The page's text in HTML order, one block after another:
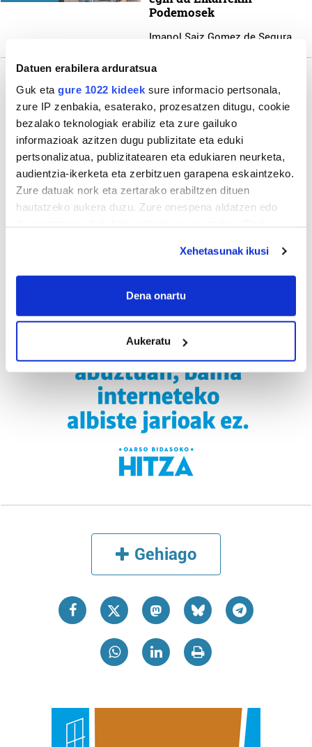
Datuen erabilera arduratsua
Guk eta gure 1022 kideek sure informacio pertsonala,
zure IP zenbakia, esaterako, prozesatzen ditugu, cookie
bezalako teknologiak erabiliz eta zure gailuko
informazioak azitzen dugu publizitate eta eduki
pertsonalizatua, publizitatearen eta edukiaren neurketa,
audientzia-ikerketa eta zerbitzuen garapena eskaintzeko.
Zure datuak nork eta zertarako erabiltzen dituen
hautatzeko aukera duzu. Zure onespena aldatzen edo
If you allow, we would also like to:
Collect information about your geographical
Identify your device by actively scanning it for
specific characteristics (fingerprinting)
Find out more about how your personal data is processed
and set your preferences in thedetails section
Guk eta gure bazkideek zure datu pertsonalak
prozesatzen ditugu, zure IP zenbakia, besteak beste,
teknologia erabiliz, cookieak adibidez, iragarki eta eduki
pertsonalizatuak eskaintzeko, iragarkiak eta edukia
Bazkide batzuek ez dizute baimenik eskatzen, eta beren
bazkideen zerrenda, beren ustez zein helburutarako
duten interes legitimoa eta horren aurka nola egin
Lortu zure datu pertsonalak prozesatzeko moduari
Xehetasunak ikusi
Dena onartu
Aukeratu
Podemosek
Imanol Saiz Gomez de Segura
Gehiago